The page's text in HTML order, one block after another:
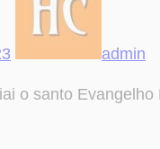
admin
o santo